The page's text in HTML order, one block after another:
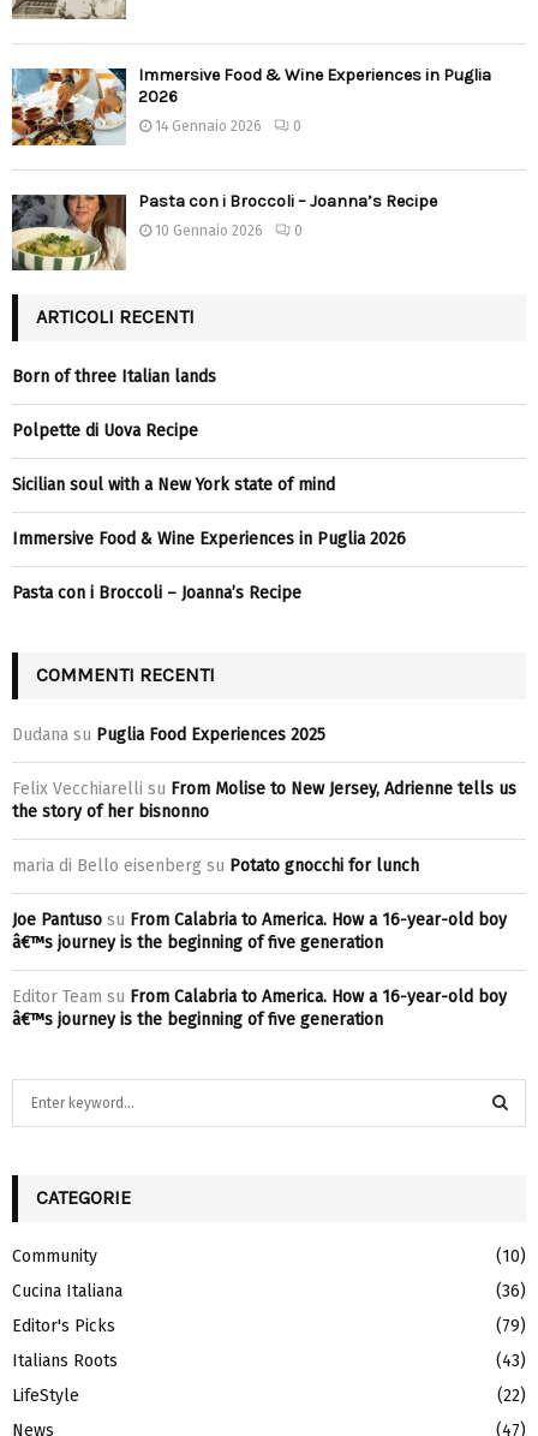
Immersive Food & Wine Experiences in Puglia
2026
14 Gennaio 2026 0
Pasta con i Broccoli – Joanna’s Recipe
10 Gennaio 2026 0
ARTICOLI RECENTI
Born of three Italian lands
Polpette di Uova Recipe
Sicilian soul with a New York state of mind
Immersive Food & Wine Experiences in Puglia 2026
Pasta con i Broccoli – Joanna’s Recipe
COMMENTI RECENTI
Dudana su Puglia Food Experiences 2025
Felix Vecchiarelli su From Molise to New Jersey, Adrienne tells us
the story of her bisnonno
maria di Bello eisenberg su Potato gnocchi for lunch
Joe Pantuso su From Calabria to America. How a 16-year-old boy
â€™s journey is the beginning of five generation
Editor Team su From Calabria to America. How a 16-year-old boy
â€™s journey is the beginning of five generation
h
o
r
:
A
R
H
CATEGORIE
Community
(10)
Cucina Italiana
(36)
Editor's Picks
(79)
Italians Roots
(43)
LifeStyle
(22)
News
(47)